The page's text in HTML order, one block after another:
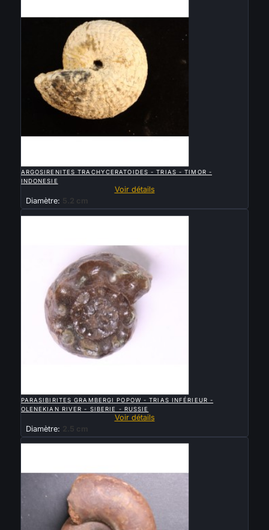
ARGOSIRENITES TRACHYCERATOIDES - TRIAS - TIMOR -
INDONESIE
Voir détails
Diamètre: 5.2 cm
Vendu
PARASIBIRITES GRAMBERGI POPOW - TRIAS INFÉRIEUR -
OLENEKIAN RIVER - SIBERIE - RUSSIE
Voir détails
Diamètre:
2.5 cm